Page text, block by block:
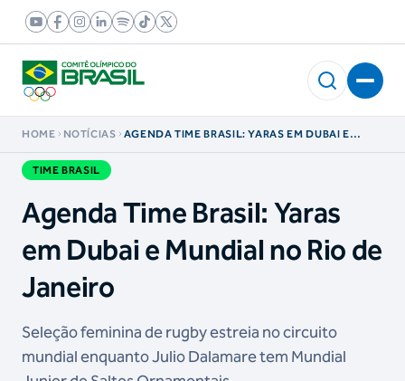
HOME NOTÍCIAS
AGENDA TIME BRASIL: YARAS EM DUBAI E
TIME BRASIL
Agenda Time Brasil: Yaras
em Dubai e Mundial no Rio de
Janeiro
Seleção feminina de rugby estreia no circuito
mundial enquanto Julio Dalamare tem Mundial